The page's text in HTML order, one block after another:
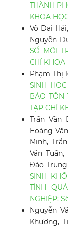
THÀNH
KHOA
Võ Đại
Nguyễn
SỐ MÔI
CHÍ KHOA
Phạm Thị
SINH
BẢO TỒN
TẠP CHÍ
Trần Văn
Hoàng
Minh,
Văn
Đào
SINH
TỈNH
NGHIỆP:
Nguyễn
Khương,